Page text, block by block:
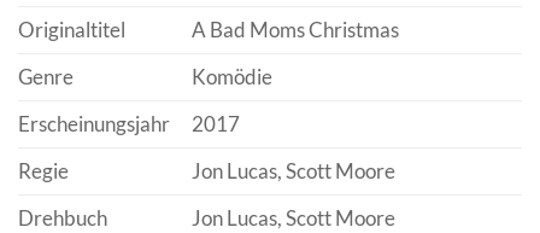
Originaltitel
A Bad Moms Christmas
Genre
Komödie
Erscheinungsjahr
2017
Regie
Jon Lucas, Scott Moore
Drehbuch
Jon Lucas, Scott Moore